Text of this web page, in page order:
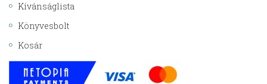
Kívánságlista
Könyvesbolt
Kosár